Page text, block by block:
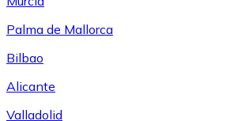
Palma de Mallorca
Bilbao
Alicante
Valladolid